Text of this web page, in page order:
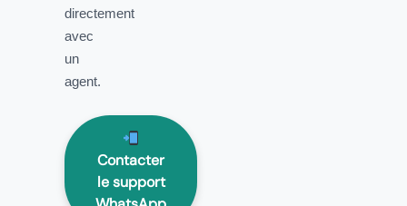
directement
avec
un
agent.
Contacter
le support